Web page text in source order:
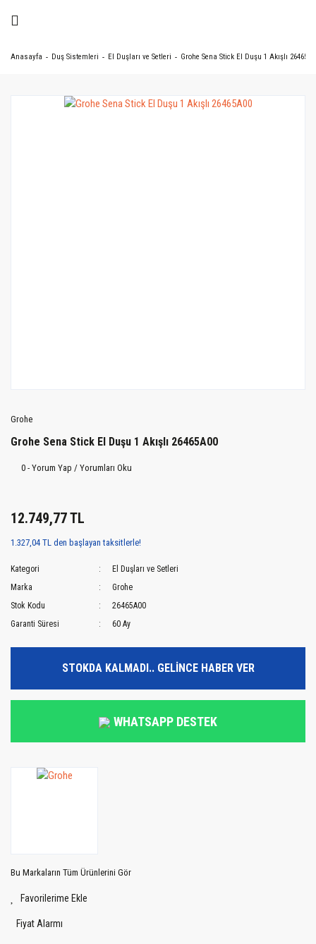
Anasayfa Duş Sistemleri El Duşları ve Setleri Grohe Sena Stick El Duşu 1 Akışlı
Grohe
Grohe Sena Stick El Duşu 1 Akışlı 26465A00
0 - Yorum Yap / Yorumları Oku
12.749,77 TL
1.327,04 TL den başlayan taksitlerle!
Kategori
El Duşları ve Setleri
Marka
Grohe
Stok Kodu
26465A00
Garanti Süresi
60 Ay
STOKDA KALMADI.. GELİNCE HABER VER
WHATSAPP DESTEK
Bu Markaların Tüm Ürünlerini Gör
Fiyat Alarmı